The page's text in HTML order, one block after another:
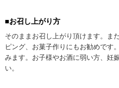
■お召し上がり方
そのままお召し上がり頂けます。ま
ピング、お菓子作りにもお勧めです
みます。お子様やお酒に弱い方、妊
い。